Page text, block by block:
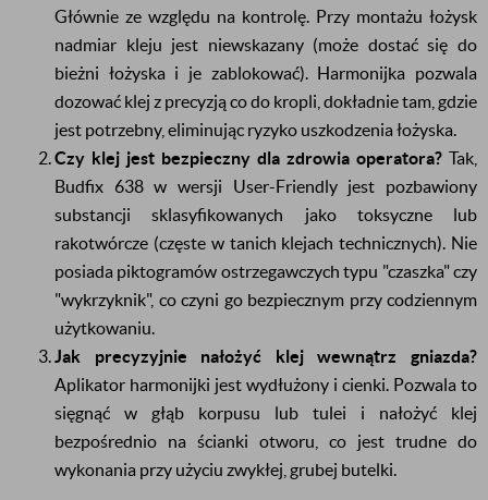
Głównie ze względu na kontrolę. Przy montażu łożysk
nadmiar kleju jest niewskazany (może dostać się do
bieżni łożyska i je zablokować). Harmonijka pozwala
dozować klej z precyzją co do kropli, dokładnie tam, gdzie
jest potrzebny, eliminując ryzyko uszkodzenia łożyska.
Czy klej jest bezpieczny dla zdrowia operatora? Tak,
Budfix 638 w wersji User-Friendly jest pozbawiony
substancji sklasyfikowanych jako toksyczne lub
rakotwórcze (częste w tanich klejach technicznych). Nie
posiada piktogramów ostrzegawczych typu "czaszka" czy
"wykrzyknik", co czyni go bezpiecznym przy codziennym
użytkowaniu.
Jak precyzyjnie nałożyć klej wewnątrz gniazda?
Aplikator harmonijki jest wydłużony i cienki. Pozwala to
sięgnąć w głąb korpusu lub tulei i nałożyć klej
bezpośrednio na ścianki otworu, co jest trudne do
wykonania przy użyciu zwykłej, grubej butelki.